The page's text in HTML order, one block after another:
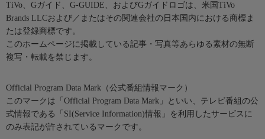
TiVo、Gガイド、G-GUIDE、およびGガイドロゴは、米国TiVo
Brands LLCおよび／またはその関連会社の日本国内における商標ま
たは登録商標です。
このホームページに掲載している記事・写真等あらゆる素材の無断
複写・転載を禁じます。
Official Program Data Mark（公式番組情報マーク）
このマークは「Official Program Data Mark」といい、テレビ番組の公
式情報である「SI(Service Information)情報」を利用したサービスに
のみ表記が許されているマークです。